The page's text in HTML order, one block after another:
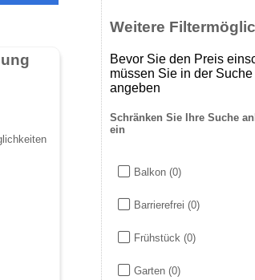
Weitere
Bevor Sie den Preis
müssen Sie in der
angeben
Schränken Sie Ihre Suche
ein
Balkon (0)
Barrierefrei (0)
Frühstück (0)
Garten (0)